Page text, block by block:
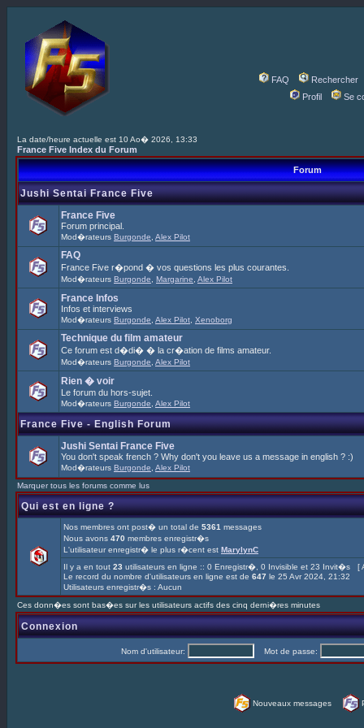
FAQ
Rechercher
Profil
Se
La date/heure actuelle est 10 Ao� 2026, 13:33
France Five Index du Forum
Forum
Jushi Sentai France Five
France Five
Forum principal.
Mod�rateurs Burgonde Alex Pilot
FAQ
France Five r�pond � vos questions les plus courantes.
Mod�rateurs Burgonde Margarine Alex Pilot
France Infos
Infos et interviews
Mod�rateurs Burgonde Alex Pilot Xenoborg
Technique du film amateur
Ce forum est d�di� � la cr�ation de films amateur.
Mod�rateurs Burgonde Alex Pilot
Rien � voir
Le forum du hors-sujet.
Mod�rateurs Burgonde Alex Pilot
France Five - English Forum
Jushi Sentai France Five
You don't speak french ? Why don't you leave us a message in english ? :)
Mod�rateurs Burgonde Alex Pilot
Marquer tous les forums comme lus
Qui est en ligne ?
Nos membres ont post� un total de 5361 messages
Nous avons 470 membres enregistr�s
L'utilisateur enregistr� le plus r�cent est MarylynC
Il y a en tout 23 utilisateurs en ligne :: 0 Enregistr�, 0 Invisible et 23 Invit�s [
Le record du nombre d'utilisateurs en ligne est de 647 le 25 Avr 2024, 21:32
Utilisateurs enregistr�s : Aucun
Ces donn�es sont bas�es sur les utilisateurs actifs des cinq derni�res minutes
Connexion
Nom d'utilisateur: Mot de passe:
Nouveaux messages